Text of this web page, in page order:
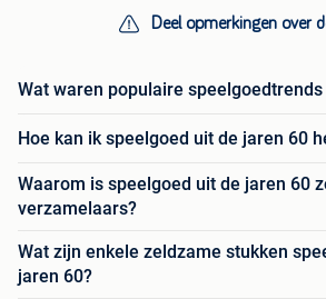
Deel opmerkingen over
Wat waren populaire
Hoe kan ik speelgoed uit de jaren 60
Waarom is speelgoed uit de jaren 60
verzamelaars?
Wat zijn enkele zeldzame stukken
jaren 60?